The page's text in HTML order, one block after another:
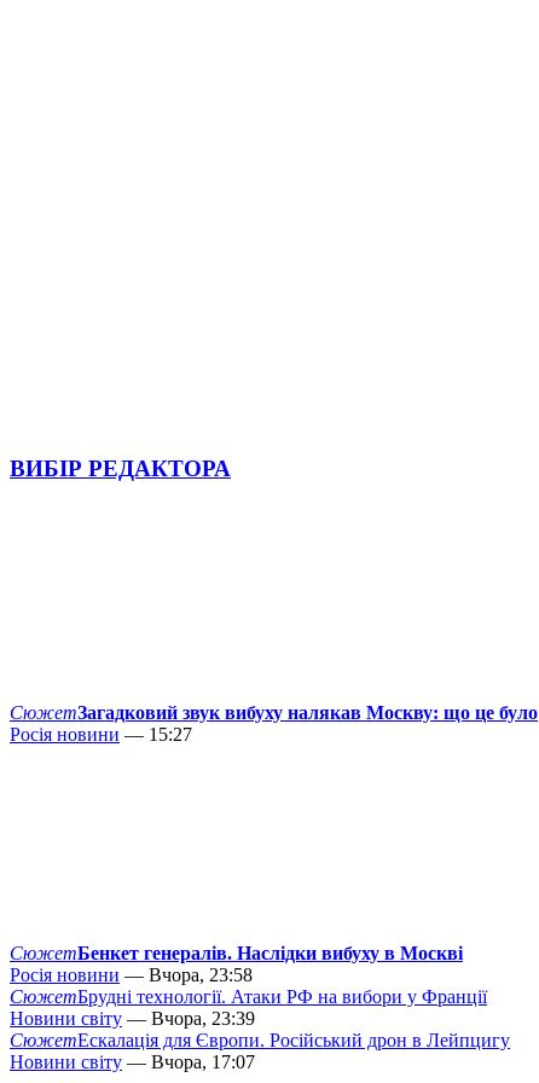
ВИБІР РЕДАКТОРА
СюжетЗагадковий звук вибуху налякав Москву: що це було
Росія новини — 15:27
СюжетБенкет генералів. Наслідки вибуху в Москві
Росія новини — Вчора, 23:58
СюжетБрудні технології. Атаки РФ на вибори у Франції
Новини світу — Вчора, 23:39
СюжетЕскалація для Європи. Російський дрон в Лейпцигу
Новини світу — Вчора, 17:07